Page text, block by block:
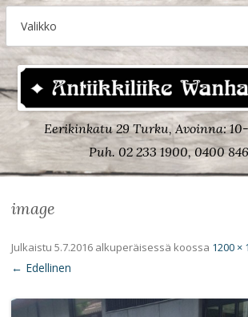
Eerikinkatu 29 Turku, Avoinna: 10-
Puh. 02 233 1900, 0400
image
Julkaistu 5.7.2016 alkuperäisessä koossa 1200 ×
← Edellinen